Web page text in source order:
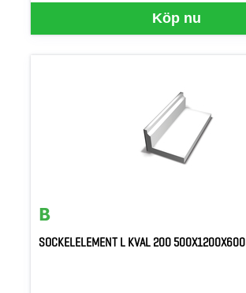
Köp nu
SOCKELELEMENT L KVAL 200 500X1200X600